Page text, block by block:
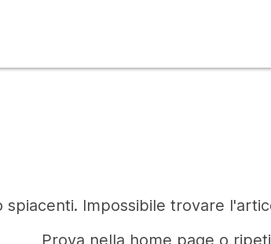
spiacenti. Impossibile trovare
Prova nella home page o